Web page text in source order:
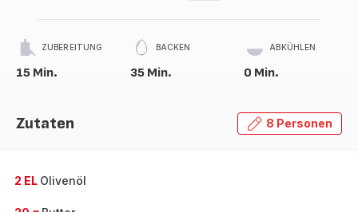
ZUBEREITUNG
15 Min.
BACKEN
35 Min.
ABKÜHLEN
0 Min.
Zutaten 8 Personen
2 EL Olivenöl